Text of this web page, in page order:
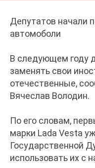
Депутатов начали
автомоболи
В следующем году
заменять свои
отечественные,
Вячеслав Володин.
По его словам,
марки Lada Vesta
Государственной
использовать их с